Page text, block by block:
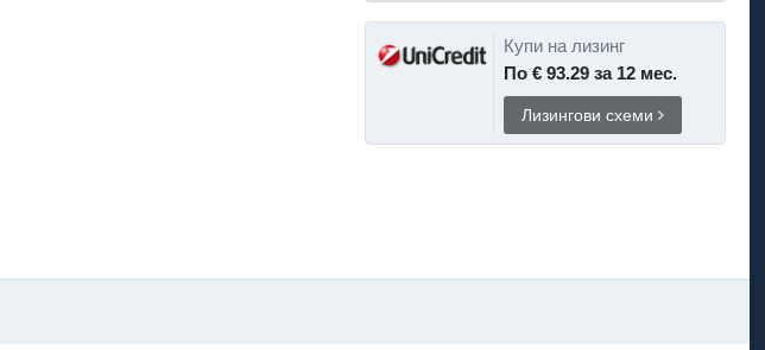
Купи на лизинг
По € 93.29 за 12 мес.
Лизингови схеми